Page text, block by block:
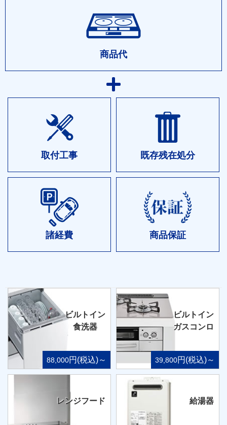
商品代
取付工事 既存残在処分
諸経費 商品保証
ビルトイン
食洗器
88,000円(税込)～
ビルトイン
ガスコンロ
39,800円(税込)～
レンジフード 給湯器